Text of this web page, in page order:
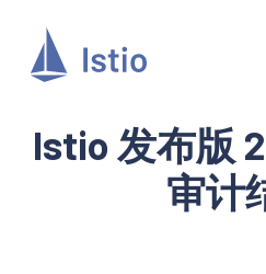
Istio 发布版
审计